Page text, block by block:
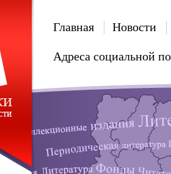
Главная Новости
Адреса социальной